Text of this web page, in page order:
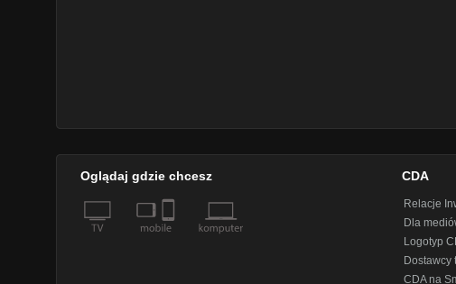
Oglądaj gdzie chcesz CDA
Relacje
Dla
Logotyp
Dostawcy
CDA na